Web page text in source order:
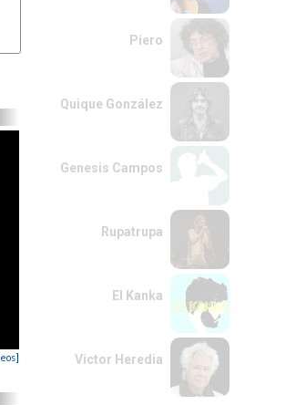
Piero
Quique González
Genesis Campos
Rupatrupa
El Kanka
Victor Heredia